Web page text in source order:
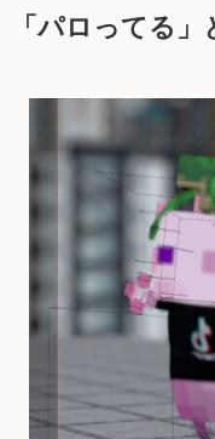
「パロってる